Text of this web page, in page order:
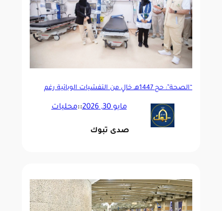
“الصحة”: حج 1447هـ خالٍ من التفشيات الوبائية رغم
مايو 30, 2026 ::محليات
صدى تبوك